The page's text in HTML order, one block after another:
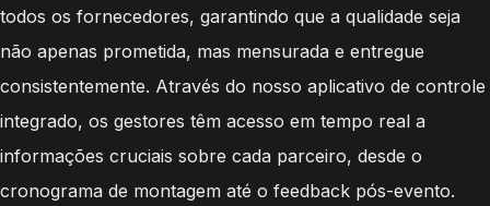
todos os fornecedores, garantindo que a qualidade seja
não apenas prometida, mas mensurada e entregue
consistentemente. Através do nosso aplicativo de controle
integrado, os gestores têm acesso em tempo real a
informações cruciais sobre cada parceiro, desde o
cronograma de montagem até o feedback pós-evento.